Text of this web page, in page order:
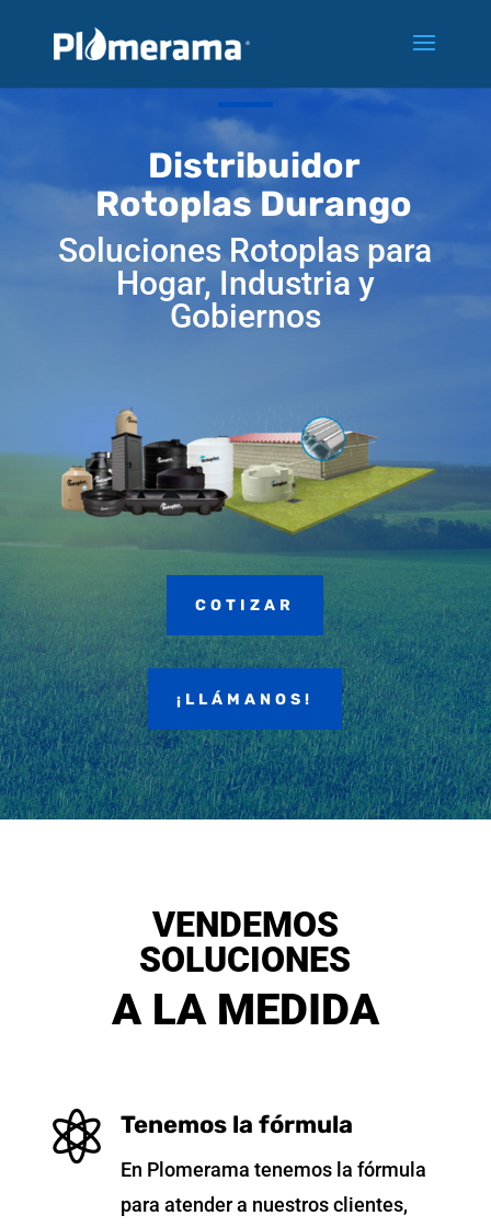
Distribuidor
Rotoplas Durango
Soluciones Rotoplas para
Hogar, Industria y
Gobiernos
COTIZAR
¡LLÁMANOS!
VENDEMOS
SOLUCIONES
A LA MEDIDA
 Tenemos la fórmula
En Plomerama tenemos la fórmula
para atender a nuestros clientes,